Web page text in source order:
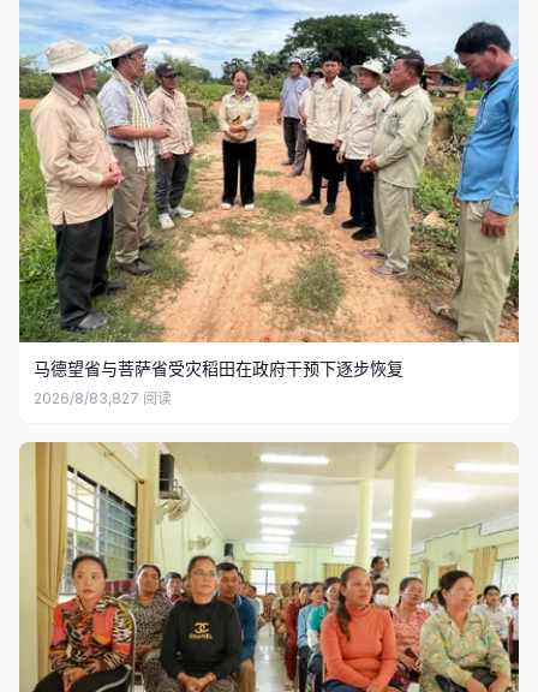
马德望省与菩萨省受灾稻田在政府干预下逐步恢复
2026/8/83,827 阅读